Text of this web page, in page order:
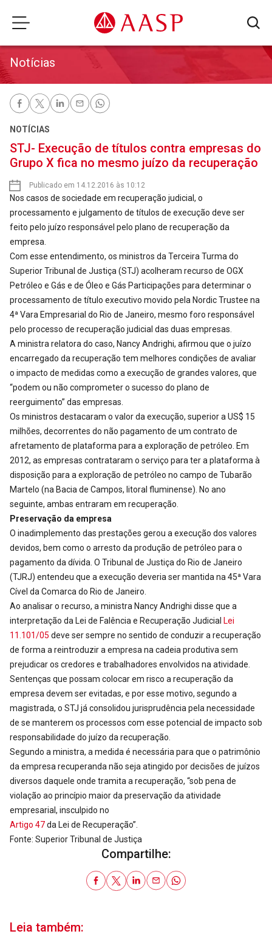
Notícias
NOTÍCIAS
STJ- Execução de títulos contra empresas do
Grupo X fica no mesmo juízo da recuperação
Publicado em 14.12.2016 às 10:12
Nos casos de sociedade em recuperação judicial, o
processamento e julgamento de títulos de execução deve ser
feito pelo juízo responsável pelo plano de recuperação da
empresa.
Com esse entendimento, os ministros da Terceira Turma do
Superior Tribunal de Justiça (STJ) acolheram recurso de OGX
Petróleo e Gás e de Óleo e Gás Participações para determinar o
processamento de título executivo movido pela Nordic Trustee na
4ª Vara Empresarial do Rio de Janeiro, mesmo foro responsável
pelo processo de recuperação judicial das duas empresas.
A ministra relatora do caso, Nancy Andrighi, afirmou que o juízo
encarregado da recuperação tem melhores condições de avaliar
o impacto de medidas como a execução de grandes valores, que
“podem ou não comprometer o sucesso do plano de
reerguimento” das empresas.
Os ministros destacaram o valor da execução, superior a US$ 15
milhões, decorrentes do não pagamento de um contrato de
afretamento de plataforma para a exploração de petróleo. Em
2012, as empresas contrataram o serviço para ter a plataforma à
disposição para a exploração de petróleo no campo de Tubarão
Martelo (na Bacia de Campos, litoral fluminense). No ano
seguinte, ambas entraram em recuperação.
Preservação da empresa
O inadimplemento das prestações gerou a execução dos valores
devidos, bem como o arresto da produção de petróleo para o
pagamento da dívida. O Tribunal de Justiça do Rio de Janeiro
(TJRJ) entendeu que a execução deveria ser mantida na 45ª Vara
Cível da Comarca do Rio de Janeiro.
Ao analisar o recurso, a ministra Nancy Andrighi disse que a
interpretação da Lei de Falência e Recuperação Judicial Lei
11.101/05 deve ser sempre no sentido de conduzir a recuperação
de forma a reintroduzir a empresa na cadeia produtiva sem
prejudicar os credores e trabalhadores envolvidos na atividade.
Sentenças que possam colocar em risco a recuperação da
empresa devem ser evitadas, e por esse motivo, segundo a
magistrada, o STJ já consolidou jurisprudência pela necessidade
de se manterem os processos com esse potencial de impacto sob
responsabilidade do juízo da recuperação.
Segundo a ministra, a medida é necessária para que o patrimônio
da empresa recuperanda não seja atingido por decisões de juízos
diversos daquele onde tramita a recuperação, “sob pena de
violação ao princípio maior da preservação da atividade
empresarial, insculpido no
Artigo 47da Lei de Recuperação”.
Fonte: Superior Tribunal de Justiça
Compartilhe:
Leia também: